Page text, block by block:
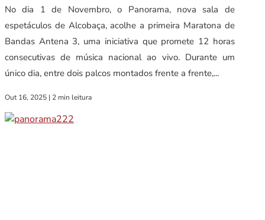
No dia 1 de Novembro, o Panorama, nova sala de
espetáculos de Alcobaça, acolhe a primeira Maratona de
Bandas Antena 3, uma iniciativa que promete 12 horas
consecutivas de música nacional ao vivo. Durante um
único dia, entre dois palcos montados frente a frente,...
Out 16, 2025 | 2 min leitura